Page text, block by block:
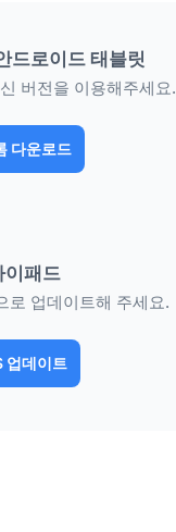
드로이드 태블릿
버전을 이용해주세요.
다운로드
이패드
로 업데이트해 주세요.
업데이트